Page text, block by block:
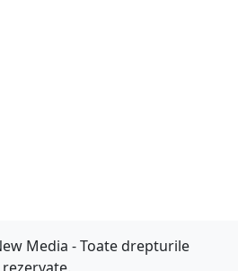
Media - Toate drepturile